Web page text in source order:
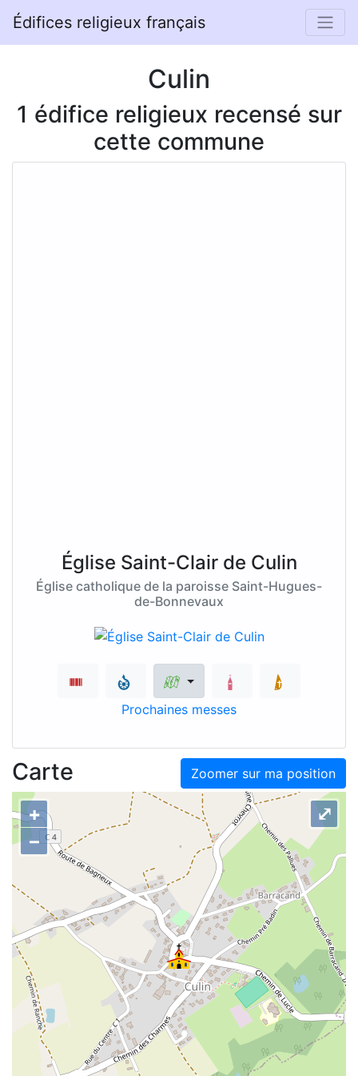
Édifices religieux français
Culin
1 édifice religieux recensé sur
cette commune
Église Saint-Clair de Culin
Église catholique de la paroisse Saint-Hugues-
de-Bonnevaux
Prochaines messes
Zoomer sur ma position
Carte
+
–
⤢